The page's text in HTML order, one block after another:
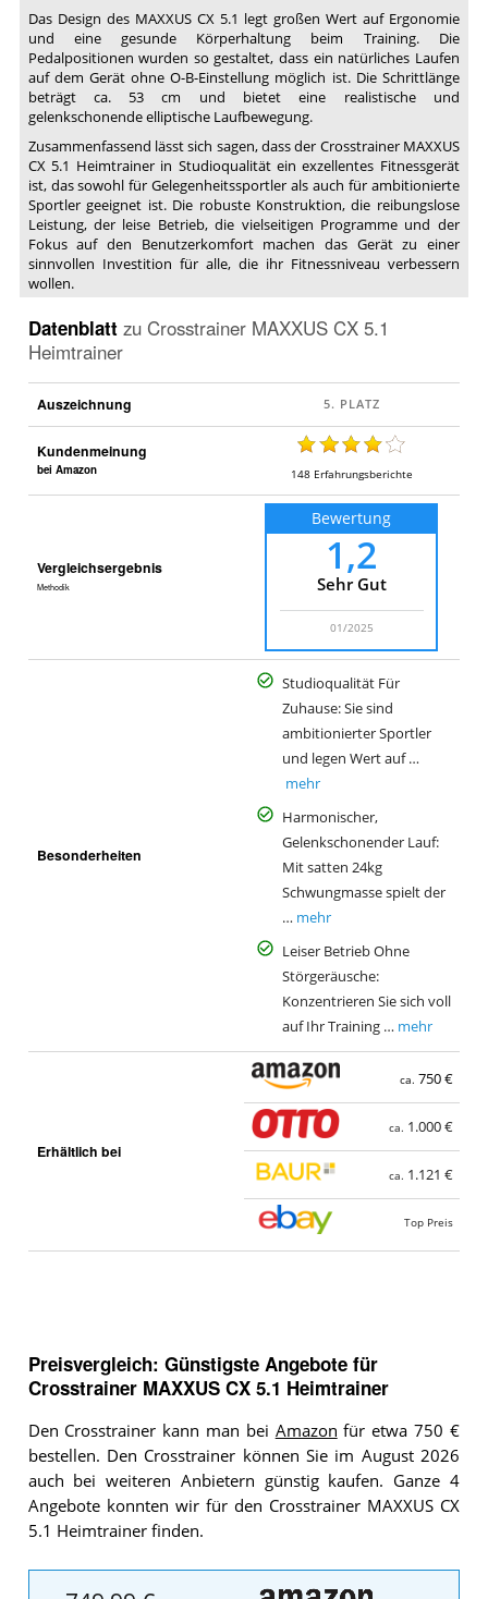
Das Design des MAXXUS CX 5.1 legt großen Wert auf Ergonomie
und eine gesunde Körperhaltung beim Training. Die
Pedalpositionen wurden so gestaltet, dass ein natürliches Laufen
auf dem Gerät ohne O-B-Einstellung möglich ist. Die Schrittlänge
beträgt ca. 53 cm und bietet eine realistische und
gelenkschonende elliptische Laufbewegung.
Zusammenfassend lässt sich sagen, dass der Crosstrainer MAXXUS
CX 5.1 Heimtrainer in Studioqualität ein exzellentes Fitnessgerät
ist, das sowohl für Gelegenheitssportler als auch für ambitionierte
Sportler geeignet ist. Die robuste Konstruktion, die reibungslose
Leistung, der leise Betrieb, die vielseitigen Programme und der
Fokus auf den Benutzerkomfort machen das Gerät zu einer
sinnvollen Investition für alle, die ihr Fitnessniveau verbessern
wollen.
Datenblatt zu Crosstrainer MAXXUS CX 5.1
Heimtrainer
Auszeichnung
Kundenmeinung
bei Amazon 148 Erfahrungsberichte
Vergleichsergebnis
Methodik
Bewertung
1,2
Sehr Gut
01/2025
Besonderheiten
Studioqualität Für
Zuhause: Sie sind
ambitionierter Sportler
und legen Wert auf …
mehr
Harmonischer,
Gelenkschonender Lauf:
Mit satten 24kg
Schwungmasse spielt der
… mehr
Leiser Betrieb Ohne
Störgeräusche:
Konzentrieren Sie sich voll
auf Ihr Training … mehr
Erhältlich bei
ca. 750 €
ca. 1.000 €
ca. 1.121 €
Top Preis
Preisvergleich: Günstigste Angebote für
Crosstrainer MAXXUS CX 5.1 Heimtrainer
Den Crosstrainer kann man bei Amazon für etwa 750 €
bestellen. Den Crosstrainer können Sie im August 2026
auch bei weiteren Anbietern günstig kaufen. Ganze 4
Angebote konnten wir für den Crosstrainer MAXXUS CX
5.1 Heimtrainer finden.